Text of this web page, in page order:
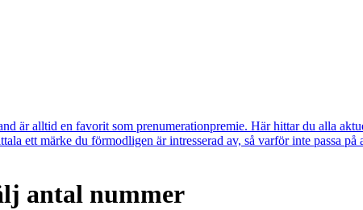
är alltid en favorit som prenumerationpremie. Här hittar du alla
ett märke du förmodligen är intresserad av, så varför inte passa
antal nummer